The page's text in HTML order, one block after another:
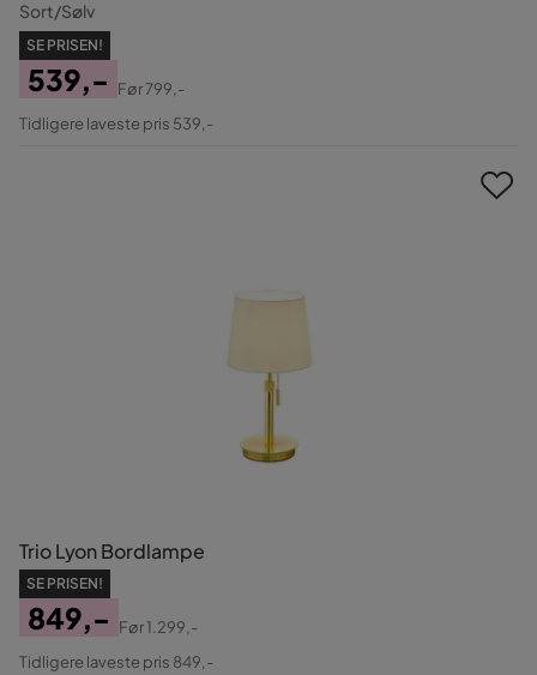
Sort/Sølv
SE PRISEN!
Pris
539,-
Original
Før799,-
Tidligere laveste pris 539,-
Trio Lyon Bordlampe
SE PRISEN!
Pris
849,-
Original
Før1.299,-
Tidligere laveste pris 849,-